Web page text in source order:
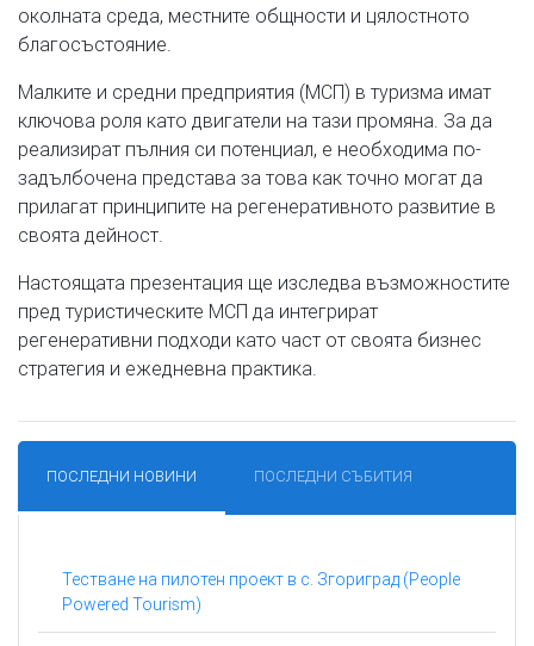
околната среда, местните общности и цялостното
благосъстояние.
Малките и средни предприятия (МСП) в туризма имат
ключова роля като двигатели на тази промяна. За да
реализират пълния си потенциал, е необходима по-
задълбочена представа за това как точно могат да
прилагат принципите на регенеративното развитие в
своята дейност.
Настоящата презентация ще изследва възможностите
пред туристическите МСП да интегрират
регенеративни подходи като част от своята бизнес
стратегия и ежедневна практика.
ПОСЛЕДНИ НОВИНИ ПОСЛЕДНИ СЪБИТИЯ
Тестване на пилотен проект в с. Згориград (People
Powered Tourism)